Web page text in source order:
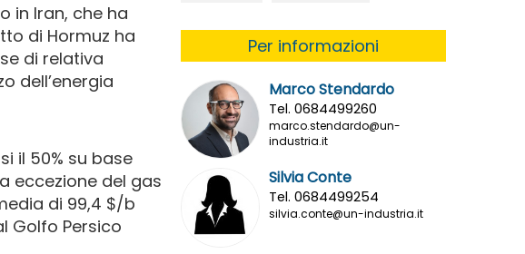
in Iran, che ha
di Hormuz ha
di relativa
dell’energia
il 50% su base
eccezione del gas
di 99,4 $/b
Golfo Persico
Per informazioni
Marco Stendardo
Tel. 0684499260
marco.stendardo@un-
industria.it
Silvia Conte
Tel. 0684499254
silvia.conte@un-industria.it